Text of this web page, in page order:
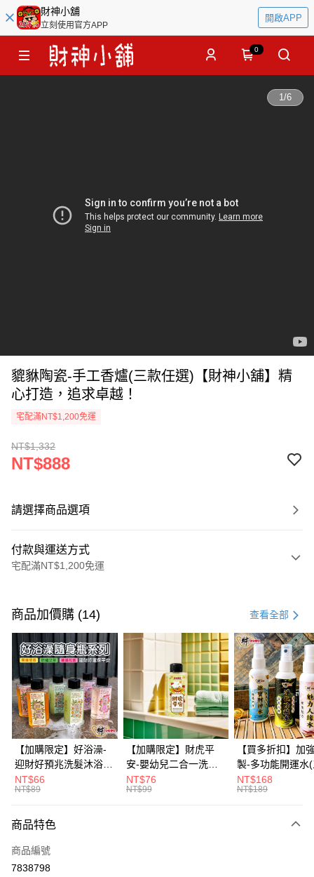
財神小舖
立刻使用官方APP
開啟APP
0
1/6
貔貅陶瓷-手工香爐(三款任選)【財神小舖】精
心打造，追求卓越！
宅配滿NT$1,200免運
NT$1,332
NT$888
請選擇商品選項
付款與運送方式
宅配滿NT$1,200免運
信用卡一次付款
信用卡分期付款
3 期 0 利率 每期NT$296 21家銀行
合作金庫商業銀行
第一商業銀行
華南商業銀行
彰化商業銀行
上海商業儲蓄銀行
台北富邦商業銀行
國泰世華商業銀行
兆豐國際商業銀行
臺灣中小企業銀行
台中商業銀行
匯豐（台灣）商業銀行
華泰商業銀行
聯邦商業銀行
遠東國際商業銀行
元大商業銀行
台灣樂天信用卡公司
6 期 0 利率 每期NT$148 21家銀行
合作金庫商業銀行
第一商業銀行
華南商業銀行
彰化商業銀行
上海商業儲蓄銀行
台北富邦商業銀行
國泰世華商業銀行
兆豐國際商業銀行
臺灣中小企業銀行
台中商業銀行
匯豐（台灣）商業銀行
聯邦商業銀行
玉山商業銀行
台灣樂天信用卡公司
12 期 0 利率 每期NT$74 21家銀行
合作金庫商業銀行
第一商業銀行
華南商業銀行
彰化商業銀行
上海商業儲蓄銀行
台北富邦商業銀行
國泰世華商業銀行
兆豐國際商業銀行
臺灣中小企業銀行
元大商業銀行
台新國際商業銀行
台灣樂天信用卡公司
超商取貨付款
LINE Pay
Apple Pay
悠遊付
Google Pay
商品加價購 (14) 查看全部
【加購限定】好浴澡-
迎財好預兆洗髮沐浴露
60ml(六款任選)【財神
小舖】PIF 財神嚴選，
瓶 旅遊出門最安心
NT$66
NT$89
【加購限定】財虎平
安-嬰幼兒二合一洗髮
沐浴露60ml《財神小
舖》【BABY-0601】
NT$76
NT$99
【買多折扣】加
製-多功能開運水
任選)《大師特製
《含開光》財神
NT$168
NT$189
商品特色
商品編號
7838798